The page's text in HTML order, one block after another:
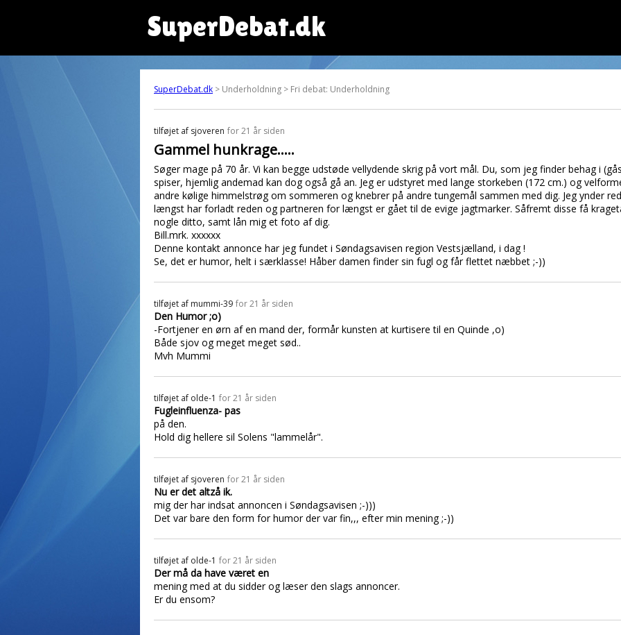
SuperDebat.dk
SuperDebat.dk > Underholdning > Fri debat: Underholdning
tilføjet af sjoveren for 21 år siden
Gammel hunkrage.....
Søger mage på 70 år. Vi kan begge udstøde vellydende skrig på vort mål. Du, som jeg finder behag i
spiser, hjemlig andemad kan dog også gå an. Jeg er udstyret med lange storkeben (172 cm.) og
andre kølige himmelstrøg om sommeren og knebrer på andre tungemål sammen med dig. Jeg ynder
længst har forladt reden og partneren for længst er gået til de evige jagtmarker. Såfremt disse få
nogle ditto, samt lån mig et foto af dig.
Bill.mrk. xxxxxx
Denne kontakt annonce har jeg fundet i Søndagsavisen region Vestsjælland, i dag !
Se, det er humor, helt i særklasse! Håber damen finder sin fugl og får flettet næbbet ;-))
tilføjet af mummi-39 for 21 år siden
Den Humor ;o)
-Fortjener en ørn af en mand der, formår kunsten at kurtisere til en Quinde ,o)
Både sjov og meget meget sød..
Mvh Mummi
tilføjet af olde-1 for 21 år siden
Fugleinfluenza- pas
på den.
Hold dig hellere sil Solens "lammelår".
tilføjet af sjoveren for 21 år siden
Nu er det altzå ik.
mig der har indsat annoncen i Søndagsavisen ;-)))
Det var bare den form for humor der var fin,,, efter min mening ;-))
tilføjet af olde-1 for 21 år siden
Der må da have været en
mening med at du sidder og læser den slags annoncer.
Er du ensom?